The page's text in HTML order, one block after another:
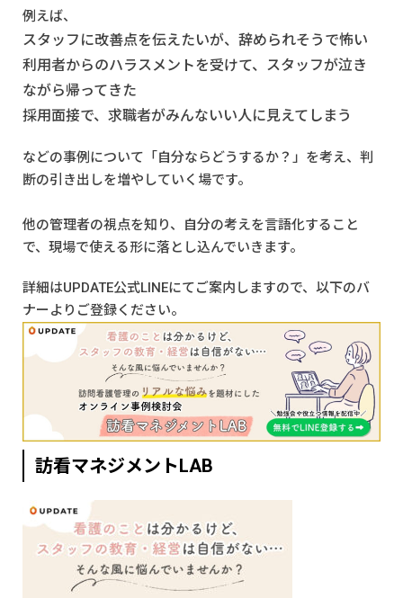
例えば、
スタッフに改善点を伝えたいが、辞められそうで怖い
利用者からのハラスメントを受けて、スタッフが泣き
ながら帰ってきた
採用面接で、求職者がみんないい人に見えてしまう
などの事例について「自分ならどうするか？」を考え、判
断の引き出しを増やしていく場です。
他の管理者の視点を知り、自分の考えを言語化すること
で、現場で使える形に落とし込んでいきます。
詳細はUPDATE公式LINEにてご案内しますので、以下のバ
ナーよりご登録ください。
訪看マネジメントLAB